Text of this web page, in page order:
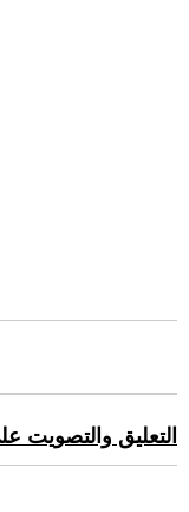
التعليق والتصويت